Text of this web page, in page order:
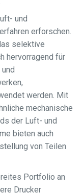
und
erforschen.
selektive
hervorragend für
werden. Mit
mechanische
der Luft- und
bieten auch
von Teilen
Portfolio an
Drucker